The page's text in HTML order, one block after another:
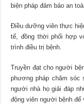
biện pháp đảm bảo an
Điều dưỡng viên thực
tế, đồng thời phối hợp
trình điều trị bệnh.
Truyền đạt cho người
phương pháp chăm sóc
người nhà họ giải đáp
động viên người bệnh